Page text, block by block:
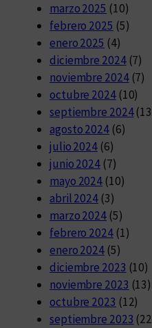
marzo 2025 (10)
febrero 2025 (5)
enero 2025 (4)
diciembre 2024(7)
noviembre 2024(7)
octubre 2024(10)
septiembre 2024
agosto 2024(6)
julio 2024 (6)
junio 2024 (7)
mayo 2024 (10)
abril 2024 (3)
marzo 2024 (5)
febrero 2024(1)
enero 2024 (5)
diciembre 2023 (10)
noviembre 2023 (13)
octubre 2023 (12)
septiembre 2023